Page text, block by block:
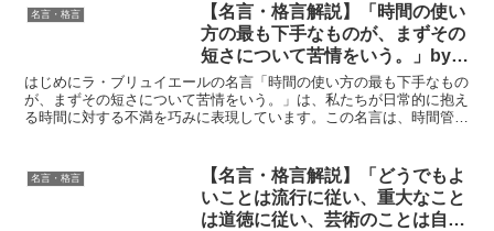
名言・格言
【名言・格言解説】「時間の使い
方の最も下手なものが、まずその
短さについて苦情をいう。」by
ラ・ブリュイエールの深い意味と
得られる教訓
はじめにラ・ブリュイエールの名言「時間の使い方の最も下手なもの
が、まずその短さについて苦情をいう。」は、私たちが日常的に抱え
る時間に対する不満を巧みに表現しています。この名言は、時間管理
名言・格言
【名言・格言解説】「どうでもよ
いことは流行に従い、重大なこと
は道徳に従い、芸術のことは自分